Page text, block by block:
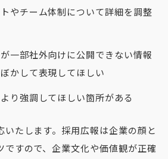
やチーム体制について詳細を調整
一部社外向けに公開できない情報
かして表現してほしい
り強調してほしい箇所がある
いたします。採用広報は企業の顔と
ですので、企業文化や価値観が正確